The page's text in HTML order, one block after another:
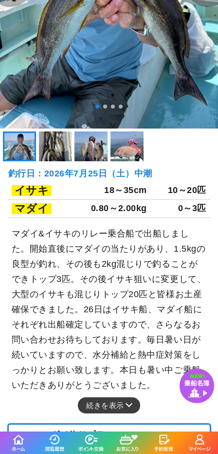
釣行日：2026年7月25日（土）中潮
イサキ 18～35cm 10～20匹
マダイ 0.80～2.00kg 0～3匹
マダイ&イサキのリレー乗合船で出船しまし
た。開始直後にマダイの当たりがあり、1.5kgの
良型が釣れ、その後も2kg混じりで釣ることが
できトップ3匹。その後イサキ狙いに変更して、
大型のイサキも混じりトップ20匹と皆様お土産
確保できました。26日はイサキ船、マダイ船に
それぞれ出船確定していますので、さらなるお
問い合わせお待ちしております。毎日暑い日が
続いていますので、水分補給と熱中症対策をし
っかりとお願い致します。本日も暑い中ご乗船
いただきありがとうございました。
続きを表示
マダイ釣りプラン
10,000円/人